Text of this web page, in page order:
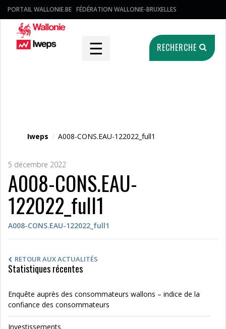
PORTAIL WALLONIE.BE FÉDÉRATION WALLONIE-BRUXELLES
☰ RECHERCHE
Iweps / A008-CONS.EAU-122022_full1
5 décembre 2022
A008-CONS.EAU-
122022_full1
A008-CONS.EAU-122022_full1
RETOUR AUX ACTUALITÉS
Statistiques récentes
Enquête auprès des consommateurs wallons – indice de la
confiance des consommateurs
Investissements